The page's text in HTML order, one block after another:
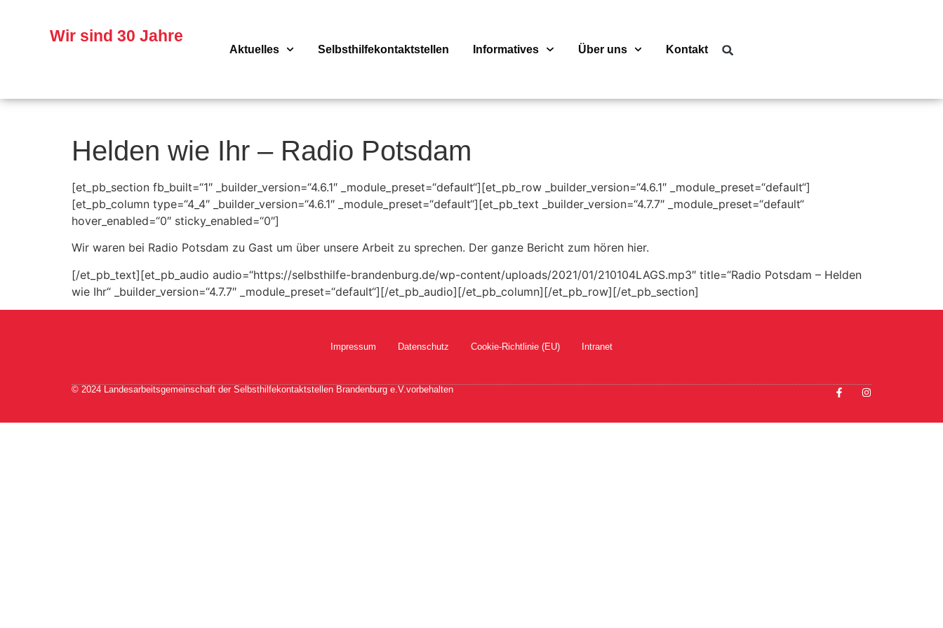
Wir sind 30 Jahre
Aktuelles Selbsthilfekontaktstellen Informatives Über uns Kontakt
Helden wie Ihr – Radio Potsdam
[et_pb_section fb_built=“1″ _builder_version=“4.6.1″ _module_preset=“default“][et_pb_row _builder_version=“4.6.1″ _module_preset=“default“]
[et_pb_column type=“4_4″ _builder_version=“4.6.1″ _module_preset=“default“][et_pb_text _builder_version=“4.7.7″ _module_preset=“default“
hover_enabled=“0″ sticky_enabled=“0″]
Wir waren bei Radio Potsdam zu Gast um über unsere Arbeit zu sprechen. Der ganze Bericht zum hören hier.
[/et_pb_text][et_pb_audio audio=“https://selbsthilfe-brandenburg.de/wp-content/uploads/2021/01/210104LAGS.mp3″ title=“Radio Potsdam – Helden
wie Ihr“ _builder_version=“4.7.7″ _module_preset=“default“][/et_pb_audio][/et_pb_column][/et_pb_row][/et_pb_section]
Impressum Datenschutz Cookie-Richtlinie (EU) Intranet
© 2024 Landesarbeitsgemeinschaft der Selbsthilfekontaktstellen Brandenburg e.V.vorbehalten